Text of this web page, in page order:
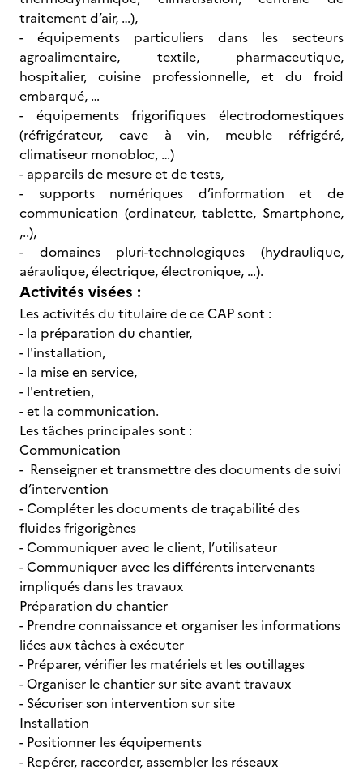
traitement d’air, …),
- équipements particuliers dans les secteurs
agroalimentaire, textile, pharmaceutique,
hospitalier, cuisine professionnelle, et du froid
embarqué, …
- équipements frigorifiques électrodomestiques
(réfrigérateur, cave à vin, meuble réfrigéré,
climatiseur monobloc, …)
- appareils de mesure et de tests,
- supports numériques d’information et de
communication (ordinateur, tablette, Smartphone,
,..),
- domaines pluri-technologiques (hydraulique,
aéraulique, électrique, électronique, …).
Activités visées :
Les activités du titulaire de ce CAP sont :
- la préparation du chantier,
- l'installation,
- la mise en service,
- l'entretien,
- et la communication.
Les tâches principales sont :
Communication
- Renseigner et transmettre des documents de suivi
d’intervention
- Compléter les documents de traçabilité des
fluides frigorigènes
- Communiquer avec le client, l’utilisateur
- Communiquer avec les différents intervenants
impliqués dans les travaux
Préparation du chantier
- Prendre connaissance et organiser les informations
liées aux tâches à exécuter
- Préparer, vérifier les matériels et les outillages
- Organiser le chantier sur site avant travaux
- Sécuriser son intervention sur site
Installation
- Positionner les équipements
- Repérer, raccorder, assembler les réseaux